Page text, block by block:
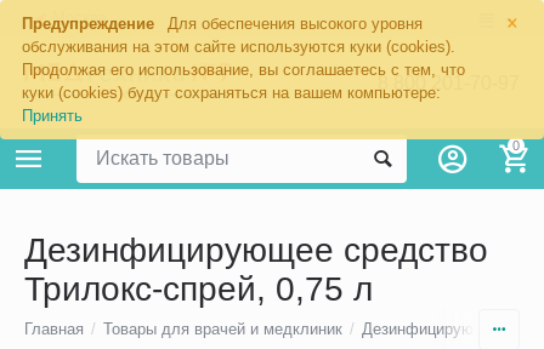
×
Предупреждение
Для обеспечения высокого уровня
обслуживания на этом сайте используются куки (cookies).
Продолжая его использование, вы соглашаетесь с тем, что
куки (cookies) будут сохраняться на вашем компьютере:
Принять
Москва
8 800 201-70-97
0
Дезинфицирующее средство
Трилокс-спрей, 0,75 л
Главная / Товары для врачей и медклиник / Дезинфицирующие